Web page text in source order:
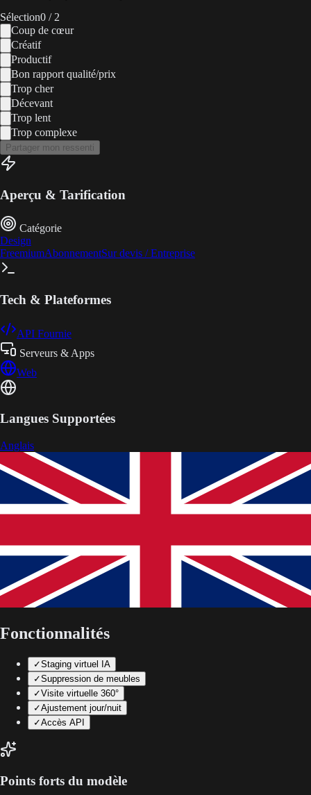
Sélection0 / 2
Coup de cœur
Créatif
Productif
Bon rapport qualité/prix
Trop cher
Décevant
Trop lent
Trop complexe
Partager mon ressenti
Aperçu & Tarification
Catégorie
Design
FreemiumAbonnementSur devis / Entreprise
Tech & Plateformes
API Fournie
Serveurs & Apps
Web
Langues Supportées
Anglais
Fonctionnalités
✓Staging virtuel IA
✓Suppression de meubles
✓Visite virtuelle 360°
✓Ajustement jour/nuit
✓Accès API
Points forts du modèle